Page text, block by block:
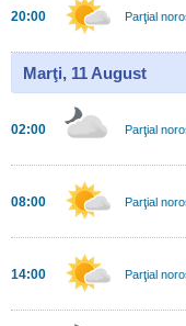
20:00 Parţial
Marţi, 11 August
02:00 Parţial
08:00 Parţial
14:00 Parţial